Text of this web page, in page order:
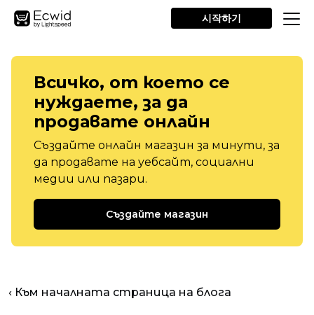
시작하기
Всичко, от което се
нуждаете, за да
продавате онлайн
Създайте онлайн магазин за минути, за
да продавате на уебсайт, социални
медии или пазари.
Създайте магазин
‹ Към началната страница на блога